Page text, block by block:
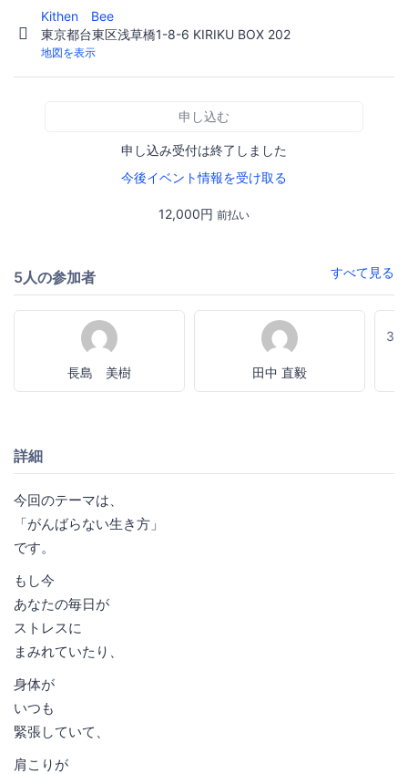
Kithen Bee
東京都台東区浅草橋1-8-6 KIRIKU BOX 202
地図を表示
申し込む
申し込み受付は終了しました
今後イベント情報を受け取る
12,000円 前払い
5人の参加者 すべて見る
長島 美樹 田中 直毅
3
詳細
今回のテーマは、
「がんばらない生き方」
です。
もし今
あなたの毎日が
ストレスに
まみれていたり、
身体が
いつも
緊張していて、
肩こりが